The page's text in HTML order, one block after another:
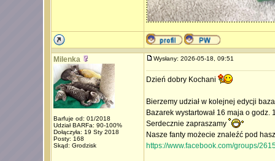
Milenka
Barfuje od: 01/2018
Udział BARFa: 90-100%
Dołączyła: 19 Sty 2018
Posty: 168
Skąd: Grodzisk
Wysłany: 2026-05-18, 09:51
Dzień dobry Kochani
Bierzemy udział w kolejnej edycji
Bazarek wystartował 16 maja o
Serdecznie zapraszamy
Nasze fanty możecie znaleźć pod
https://www.facebook.com/groups/